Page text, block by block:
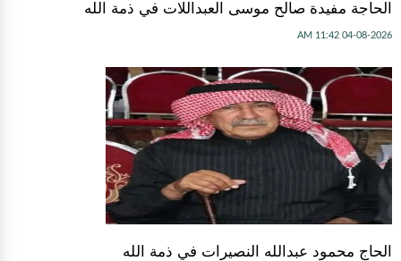
الحاجة مفيدة صالح موسى العبداللات في ذمة الله
04-08-2026 11:42 AM
الحاج محمود عبدالله النصيرات في ذمة الله